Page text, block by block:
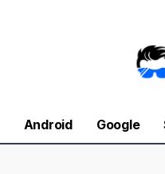
Android Google